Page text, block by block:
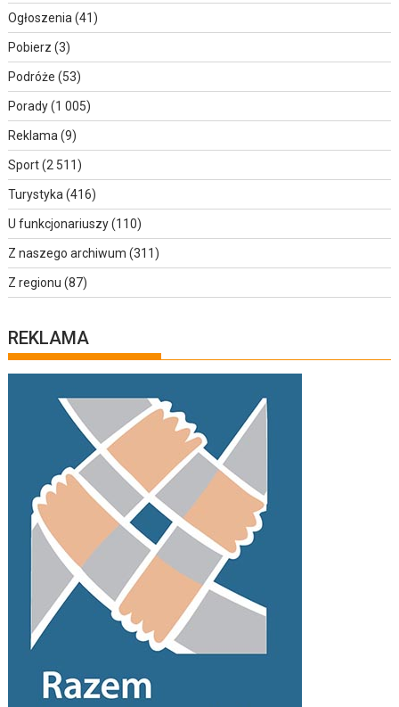
Ogłoszenia(41)
Pobierz (3)
Podróże (53)
Porady(1 005)
Reklama(9)
Sport(2 511)
Turystyka(416)
U funkcjonariuszy(110)
Z naszego archiwum (311)
Z regionu (87)
REKLAMA